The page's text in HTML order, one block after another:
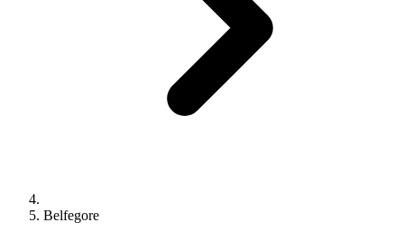
Belfegore